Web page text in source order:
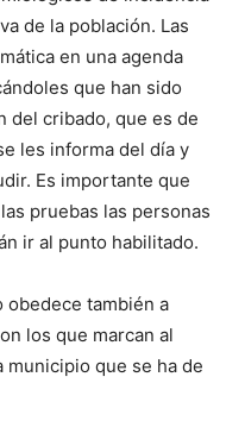
de la población. Las
en una agenda
que han sido
del cribado, que es de
les informa del día y
Es importante que
pruebas las personas
ir al punto habilitado.
obedece también a
los que marcan al
municipio que se ha de